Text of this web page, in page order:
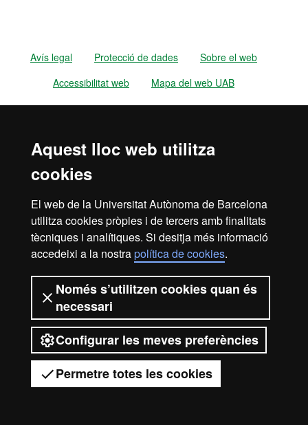
Aquest lloc web utilitza
cookies
El web de la Universitat Autònoma de Barcelona
utilitza cookies pròpies i de tercers amb finalitats
tècniques i analítiques. Si desitja més informació
accedeixi a la nostrapolítica de cookies.
Només s’utilitzen cookies quan és
necessari
Configurar les meves preferències
Permetre totes les cookies
Tens dubtes?
Avís legal Protecció de dades
Sobre el web
Accessibilitat web
Mapa del web UAB